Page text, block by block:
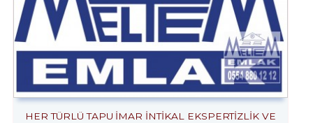
HER TÜRLÜ TAPU İMAR İNTİKAL EKSPERTİZLİK VE